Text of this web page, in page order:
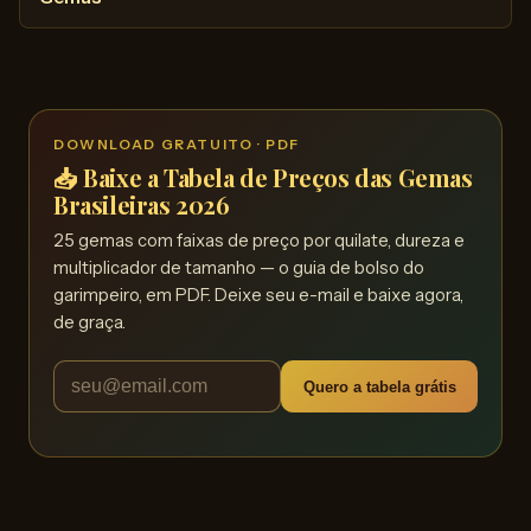
DOWNLOAD GRATUITO · PDF
📥 Baixe a Tabela de Preços das Gemas
Brasileiras 2026
25 gemas com faixas de preço por quilate, dureza e
multiplicador de tamanho — o guia de bolso do
garimpeiro, em PDF. Deixe seu e-mail e baixe agora,
de graça.
Quero a tabela grátis